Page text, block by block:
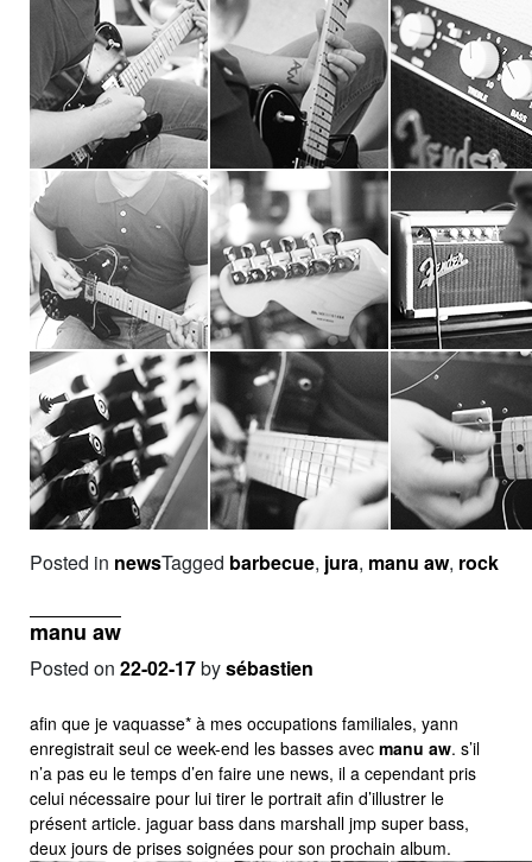
Posted in newsTagged barbecue, jura, manu aw, rock
manu aw
Posted on 22-02-17bysébastien
afin que je vaquasse* à mes occupations familiales, yann
enregistrait seul ce week-end les basses avec manu aw. s’il
n’a pas eu le temps d’en faire une news, il a cependant pris
celui nécessaire pour lui tirer le portrait afin d’illustrer le
présent article. jaguar bass dans marshall jmp super bass,
deux jours de prises soignées pour son prochain album.